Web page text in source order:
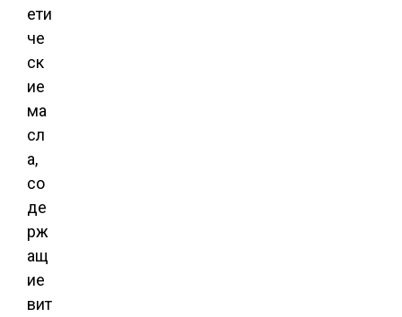
ети
че
ск
ие
ма
сл
а,
со
де
рж
ащ
ие
вит